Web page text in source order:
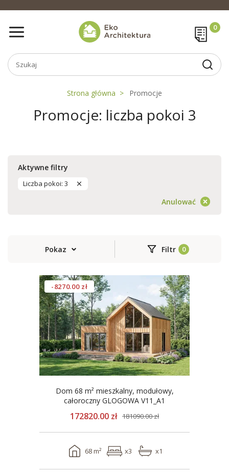
Strona główna Promocje
Promocje: liczba pokoi 3
Aktywne filtry
Liczba pokoi: 3
Anulować
Pokaz Filtr
-8270.00 zł
Dom 68 m² mieszkalny, modułowy,
całoroczny GLOGOWA V11_A1
172820.00 zł 181090.00 zł
68 m² x3 x1